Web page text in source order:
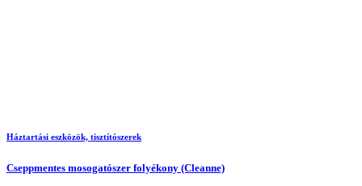
Háztartási eszközök, tisztítószerek
Cseppmentes mosogatószer folyékony (Cleanne)